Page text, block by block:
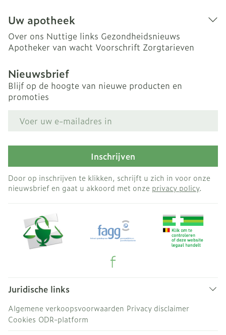
Uw apotheek
Over ons Nuttige links Gezondheidsnieuws
Apotheker van wacht Voorschrift Zorgtarieven
Nieuwsbrief
Blijf op de hoogte van nieuwe producten en
promoties
Inschrijven
Door op inschrijven te klikken, schrijft u zich in voor onze
nieuwsbrief en gaat u akkoord met onze privacy policy.
Juridische links
Algemene verkoopsvoorwaarden Privacy disclaimer
Cookies ODR-platform